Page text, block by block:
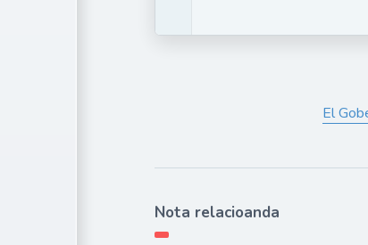
El
Nota relacioanda